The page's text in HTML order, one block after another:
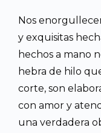
Nos
y exquisitas
hechos a mano
hebra de hilo
corte, son
con amor y
una verdadera